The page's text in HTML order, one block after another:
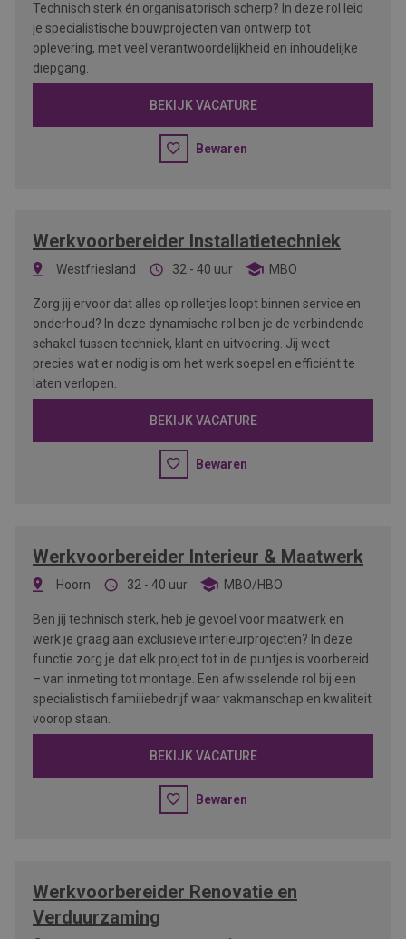
Technisch sterk én organisatorisch scherp? In deze rol leid
je specialistische bouwprojecten van ontwerp tot
oplevering, met veel verantwoordelijkheid en inhoudelijke
diepgang.
BEKIJK VACATURE
Bewaren
Werkvoorbereider Installatietechniek
Westfriesland 32 - 40 uur MBO
Zorg jij ervoor dat alles op rolletjes loopt binnen service en
onderhoud? In deze dynamische rol ben je de verbindende
schakel tussen techniek, klant en uitvoering. Jij weet
precies wat er nodig is om het werk soepel en efficiënt te
laten verlopen.
BEKIJK VACATURE
Bewaren
Werkvoorbereider Interieur & Maatwerk
Hoorn 32 - 40 uur MBO/HBO
Ben jij technisch sterk, heb je gevoel voor maatwerk en
werk je graag aan exclusieve interieurprojecten? In deze
functie zorg je dat elk project tot in de puntjes is voorbereid
– van inmeting tot montage. Een afwisselende rol bij een
specialistisch familiebedrijf waar vakmanschap en kwaliteit
voorop staan.
BEKIJK VACATURE
Bewaren
Werkvoorbereider Renovatie en
Verduurzaming